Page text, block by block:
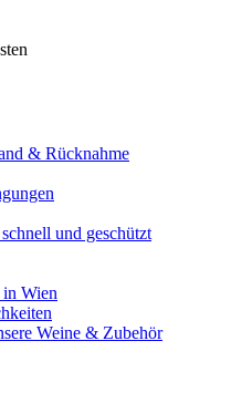
& Rücknahme
und geschützt
Wien
Weine & Zubehör